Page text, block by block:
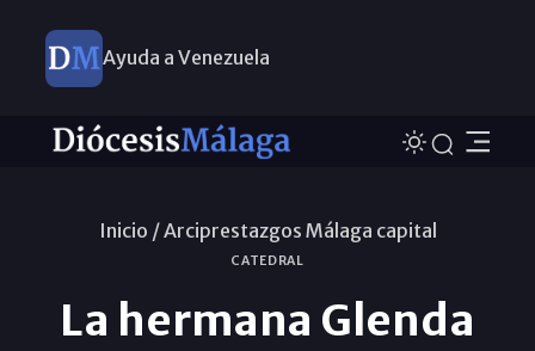
Ayuda a Venezuela
Inicio /Arciprestazgos Málaga capital
CATEDRAL
La hermana Glenda